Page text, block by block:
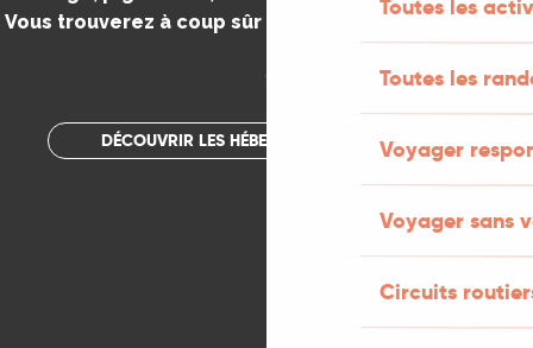
Toutes les
Toutes les
Voyager
Voyager sans
Circuits
Vous trouverez à coup sûr votre bonheur dans le Lot.
.
DÉCOUVRIR LES HÉBERGEMENTS INSOLITES